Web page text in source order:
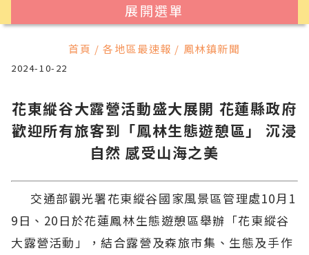
展開選單
首頁 / 各地區最速報 / 鳳林鎮新聞
2024-10-22
花東縱谷大露營活動盛大展開 花蓮縣政府
歡迎所有旅客到「鳳林生態遊憩區」 沉浸
自然 感受山海之美
交通部觀光署花東縱谷國家風景區管理處10月1
9日、20日於花蓮鳳林生態遊憩區舉辦「花東縱谷
大露營活動」，結合露營及森旅市集、生態及手作